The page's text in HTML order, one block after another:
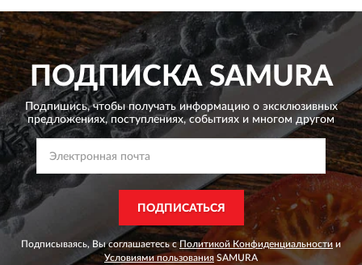
ПОДПИСКАSAMURA
Подпишись, чтобы получать информацию о эксклюзивных
предложениях, поступлениях, событиях и многом другом
ПОДПИСАТЬСЯ
Подписываясь, Вы соглашаетесь сПолитикой Конфиденциальности и
Условиями пользования SAMURA